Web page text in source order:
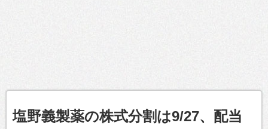
塩野義製薬の株式分割は9/27、配当